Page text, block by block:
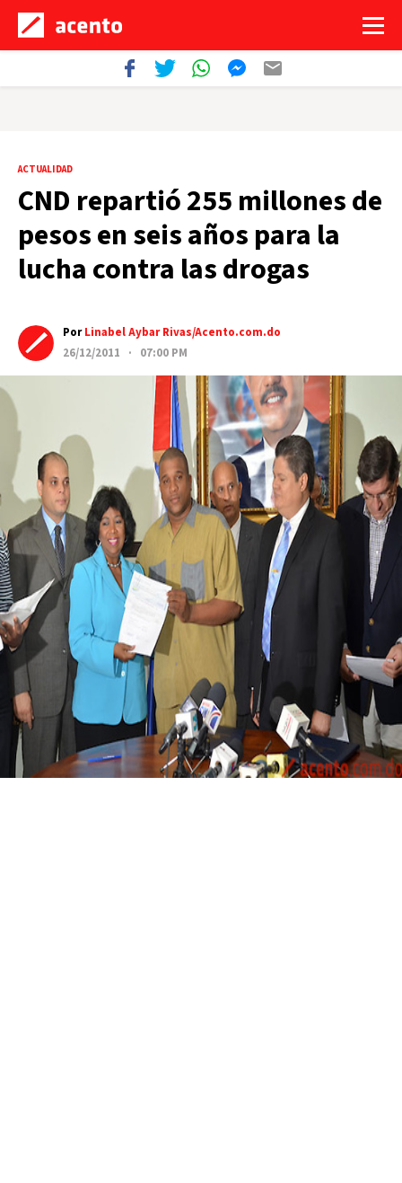
ACTUALIDAD
CND repartió 255 millones de
pesos en seis años para la
lucha contra las drogas
PorLinabel Aybar Rivas/Acento.com.do
26/12/2011 · 07:00 PM